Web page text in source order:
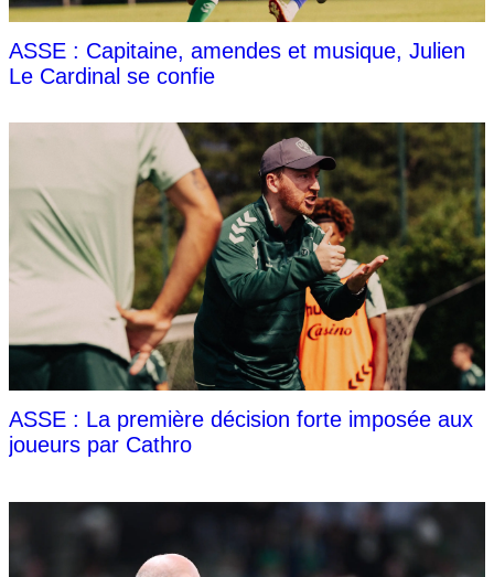
ASSE : Capitaine, amendes et musique, Julien
Le Cardinal se confie
ASSE : La première décision forte imposée aux
joueurs par Cathro